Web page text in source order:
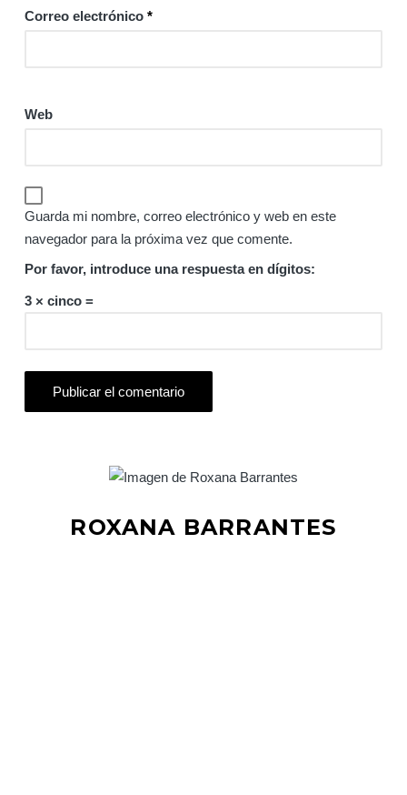
Correo electrónico *
Web
Guarda mi nombre, correo electrónico y web en este
navegador para la próxima vez que comente.
Por favor, introduce una respuesta en dígitos:
3 × cinco =
ROXANA BARRANTES